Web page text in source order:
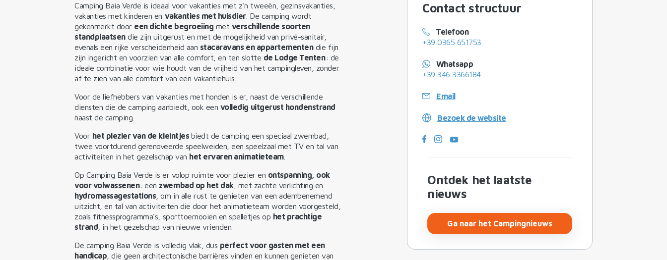
Camping Baia Verde is ideaal voor vakanties met z'n tweeën, gezinsvakanties,
vakanties met kinderen en vakanties met huisdier. De camping wordt
gekenmerkt door een dichte begroeiing met verschillende soorten
standplaatsendie zijn uitgerust en met de mogelijkheid van privé-sanitair,
evenals een rijke verscheidenheid aan stacaravans en appartementendie fijn
zijn ingericht en voorzien van alle comfort, en ten slotte de Lodge Tenten: de
ideale combinatie voor wie houdt van de vrijheid van het campingleven, zonder
af te zien van alle comfort van een vakantiehuis.
Voor de liefhebbers van vakanties met honden is er, naast de verschillende
diensten die de camping aanbiedt, ook een volledig uitgerust hondenstrand
naast de camping.
Voor het plezier van de kleintjes biedt de camping een speciaal zwembad,
twee voortdurend gerenoveerde speelweiden, een speelzaal met TV en tal van
activiteiten in het gezelschap van het ervaren animatieteam.
Op Camping Baia Verde is er volop ruimte voor plezier en ontspanning, ook
voor volwassenen: een zwembad op het dak, met zachte verlichting en
hydromassagestations , om in alle rust te genieten van een adembenemend
uitzicht, en tal van activiteiten die door het animatieteam worden voorgesteld,
zoals fitnessprogramma's, sporttoernooien en spelletjes op het prachtige
strand , in het gezelschap van nieuwe vrienden.
De camping Baia Verde is volledig vlak, dus perfect voor gasten met een
handicap , die geen architectonische barrières vinden en kunnen genieten van
Contact structuur
Telefoon
+39 0365 651753
Whatsapp
+39 346 3366184
Email
Bezoek de website
Ontdek het laatste
nieuws
Ga naar het Campingnieuws